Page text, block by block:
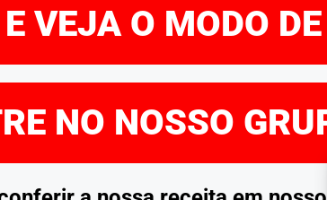
VEJA O MODO
NO NOSSO